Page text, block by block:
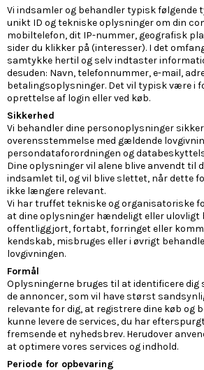
Vi indsamler og behandler typisk følgende
unikt ID og tekniske oplysninger om din
mobiltelefon, dit IP-nummer, geografisk
sider du klikker på (interesser). I det
samtykke hertil og selv indtaster
desuden: Navn, telefonnummer, e-mail,
betalingsoplysninger. Det vil typisk være i
oprettelse af login eller ved køb.
Sikkerhed
Vi behandler dine personoplysninger
overensstemmelse med gældende
persondataforordningen og
Dine oplysninger vil alene blive anvendt til
indsamlet til, og vil blive slettet, når dette
ikke længere relevant.
Vi har truffet tekniske og organisatoriske
at dine oplysninger hændeligt eller ulovligt
offentliggjort, fortabt, forringet eller
kendskab, misbruges eller i øvrigt
lovgivningen.
Formål
Oplysningerne bruges til at identificere dig
de annoncer, som vil have størst
relevante for dig, at registrere dine køb og
kunne levere de services, du har
fremsende et nyhedsbrev. Herudover
at optimere vores services og indhold.
Periode for opbevaring